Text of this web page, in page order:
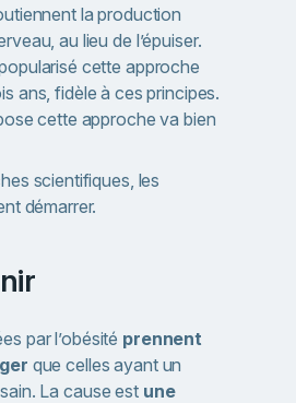
la production
au lieu de l’épuiser.
cette approche
ans, fidèle à ces principes.
cette approche va bien
scientifiques, les
démarrer.
par l’obésité prennent
que celles ayant un
La cause est une